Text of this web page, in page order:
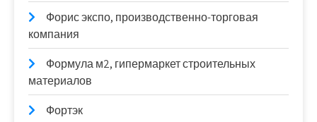
Форис экспо, производственно-торговая
компания
Формула м2, гипермаркет строительных
материалов
Фортэк